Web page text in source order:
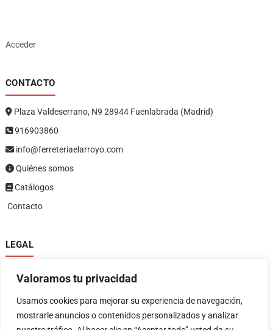
Valoramos tu privacidad
Usamos cookies para mejorar su experiencia de navegación,
mostrarle anuncios o contenidos personalizados y analizar
Acceder
CONTACTO
Plaza Valdeserrano, N9 28944 Fuenlabrada (Madrid)
916903860
info@ferreteriaelarroyo.com
Quiénes somos
Catálogos
Contacto
LEGAL
Política de privacidad
Política de devoluciones y reembolsos
Términos y condiciones